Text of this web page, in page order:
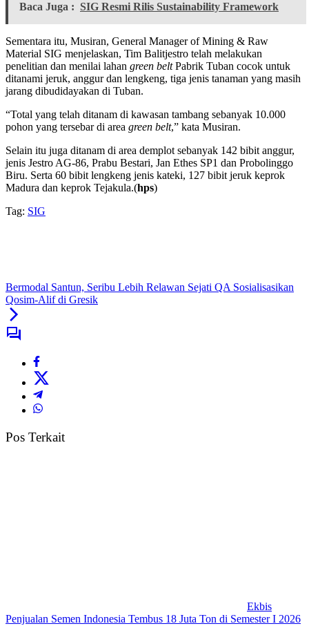
Baca Juga : SIG Resmi Rilis Sustainability Framework
Sementara itu, Musiran, General Manager of Mining & Raw
Material SIG menjelaskan, Tim Balitjestro telah melakukan
penelitian dan menilai lahan green beltPabrik Tuban cocok untuk
ditanami jeruk, anggur dan lengkeng, tiga jenis tanaman yang masih
jarang dibudidayakan di Tuban.
“Total yang telah ditanam di kawasan tambang sebanyak 10.000
pohon yang tersebar di area green belt,” kata Musiran.
Selain itu juga ditanam di area demplot sebanyak 142 bibit anggur,
jenis Jestro AG-86, Prabu Bestari, Jan Ethes SP1 dan Probolinggo
Biru. Serta 60 bibit lengkeng jenis kateki, 127 bibit jeruk keprok
Madura dan keprok Tejakula.(hps)
Tag: SIG
Bermodal Santun, Seribu Lebih Relawan Sejati QA Sosialisasikan
Qosim-Alif di Gresik
Pos Terkait
Ekbis
Penjualan Semen Indonesia Tembus 18 Juta Ton di Semester I 2026